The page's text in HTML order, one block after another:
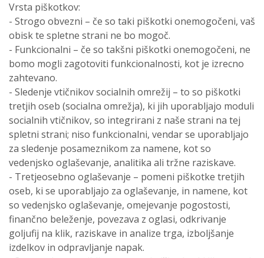
Vrsta piškotkov:
- Strogo obvezni – če so taki piškotki onemogočeni, vaš
obisk te spletne strani ne bo mogoč.
- Funkcionalni – če so takšni piškotki onemogočeni, ne
bomo mogli zagotoviti funkcionalnosti, kot je izrecno
zahtevano.
- Sledenje vtičnikov socialnih omrežij – to so piškotki
tretjih oseb (socialna omrežja), ki jih uporabljajo moduli
socialnih vtičnikov, so integrirani z naše strani na tej
spletni strani; niso funkcionalni, vendar se uporabljajo
za sledenje posameznikom za namene, kot so
vedenjsko oglaševanje, analitika ali tržne raziskave.
- Tretjeosebno oglaševanje – pomeni piškotke tretjih
oseb, ki se uporabljajo za oglaševanje, in namene, kot
so vedenjsko oglaševanje, omejevanje pogostosti,
finančno beleženje, povezava z oglasi, odkrivanje
goljufij na klik, raziskave in analize trga, izboljšanje
izdelkov in odpravljanje napak.